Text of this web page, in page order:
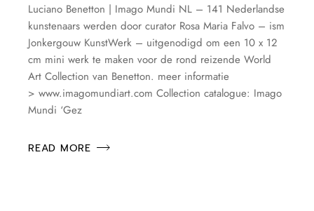
Luciano Benetton | Imago Mundi NL – 141 Nederlandse
kunstenaars werden door curator Rosa Maria Falvo – ism
Jonkergouw KunstWerk – uitgenodigd om een 10 x 12
cm mini werk te maken voor de rond reizende World
Art Collection van Benetton. meer informatie
> www.imagomundiart.com Collection catalogue: Imago
Mundi ‘Gez
READ MORE